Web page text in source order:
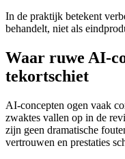
In de praktijk betekent
behandelt, niet als
Waar ruwe AI-
tekortschiet
AI-concepten ogen vaak
zwaktes vallen op in de
zijn geen dramatische
vertrouwen en prestaties